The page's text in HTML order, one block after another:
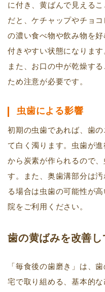
に付き、黄ばんで見える
だと、ケチャップやチョ
の濃い食べ物や飲み物を
付きやすい状態になります
また、お口の中が乾燥す
ため注意が必要です。
虫歯による影響
初期の虫歯であれば、歯
て白く濁ります。虫歯が
から炭素が作られるので
す。また、奥歯溝部分は
る場合は虫歯の可能性が
院をご利用ください。
歯の黄ばみを改善
「毎食後の歯磨き」は、
宅で取り組める、基本的